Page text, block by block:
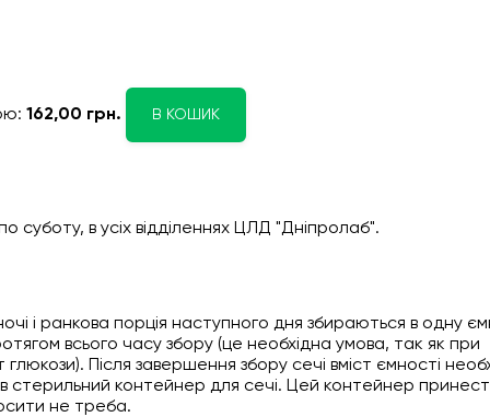
162,00 грн. В КОШИК
суботу, в усіх відділеннях ЦЛД "Дніпролаб".
і ранкова порція наступного дня збираються в одну
всього часу збору (це необхідна умова, так як при
Після завершення збору сечі вміст ємності
в стерильний контейнер для сечі. Цей контейнер
не треба.